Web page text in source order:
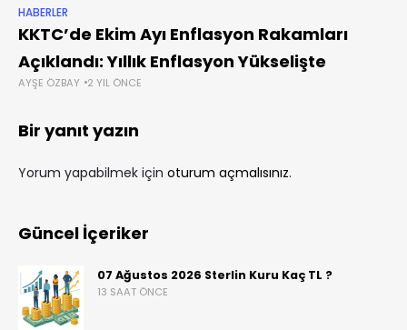
HABERLER
KKTC’de Ekim Ayı Enflasyon Rakamları
Açıklandı: Yıllık Enflasyon Yükselişte
AYŞE ÖZBAY 2 YIL ÖNCE
Bir yanıt yazın
Yorum yapabilmek için oturum açmalısınız.
Güncel İçeriker
07 Ağustos 2026 Sterlin Kuru Kaç TL ?
13 SAAT ÖNCE